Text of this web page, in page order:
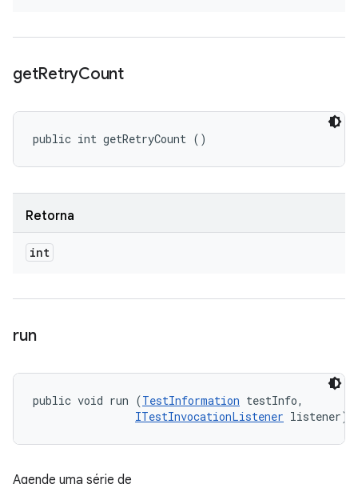
getRetryCount
public int getRetryCount ()
Retorna
int
run
public void run (TestInformation testInfo,
ITestInvocationListener listener)
Agende uma série de